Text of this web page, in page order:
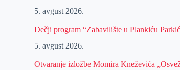
5. avgust 2026.
Dečji program “Zabavilište u Plankiću
5. avgust 2026.
Otvaranje izložbe Momira Kneževića